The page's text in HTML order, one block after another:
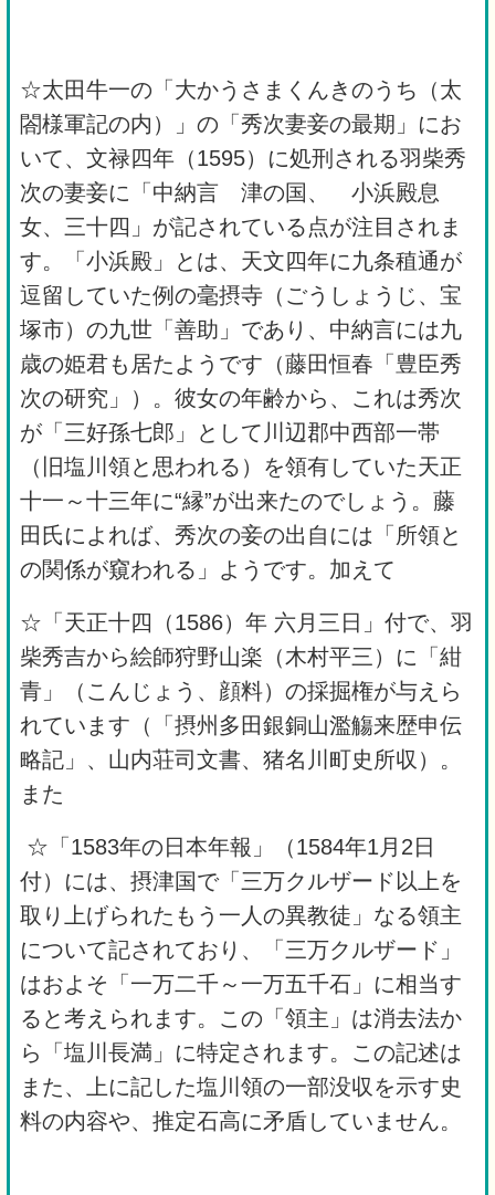
☆太田牛一の「大かうさまくんきのうち（太
閤様軍記の内）」の「秀次妻妾の最期」にお
いて、文禄四年（1595）に処刑される羽柴秀
次の妻妾に「中納言 津の国、 小浜殿息
女、三十四」が記されている点が注目されま
す。「小浜殿」とは、天文四年に九条稙通が
逗留していた例の毫摂寺（ごうしょうじ、宝
塚市）の九世「善助」であり、中納言には九
歳の姫君も居たようです（藤田恒春「豊臣秀
次の研究」）。彼女の年齢から、これは秀次
が「三好孫七郎」として川辺郡中西部一帯
（旧塩川領と思われる）を領有していた天正
十一～十三年に“縁”が出来たのでしょう。藤
田氏によれば、秀次の妾の出自には「所領と
の関係が窺われる」ようです。加えて
☆「天正十四（1586）年 六月三日」付で、羽
柴秀吉から絵師狩野山楽（木村平三）に「紺
青」（こんじょう、顔料）の採掘権が与えら
れています（「摂州多田銀銅山濫觴来歴申伝
略記」、山内荘司文書、猪名川町史所収）。
また
☆「1583年の日本年報」（1584年1月2日
付）には、摂津国で「三万クルザード以上を
取り上げられたもう一人の異教徒」なる領主
について記されており、「三万クルザード」
はおよそ「一万二千～一万五千石」に相当す
ると考えられます。この「領主」は消去法か
ら「塩川長満」に特定されます。この記述は
また、上に記した塩川領の一部没収を示す史
料の内容や、推定石高に矛盾していません。